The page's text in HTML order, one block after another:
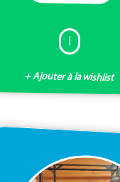
I
+ Ajouter à la wishlist